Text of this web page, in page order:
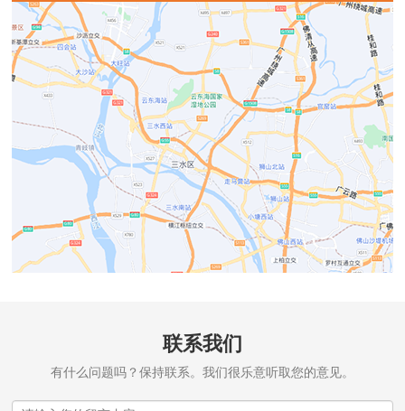
联系我们
有什么问题吗？保持联系。我们很乐意听取您的意见。